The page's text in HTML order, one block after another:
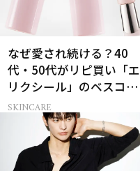
なぜ愛され続ける？40
代・50代がリピ買い「エ
リクシール」のベスコス
受賞名品3選
SKINCARE